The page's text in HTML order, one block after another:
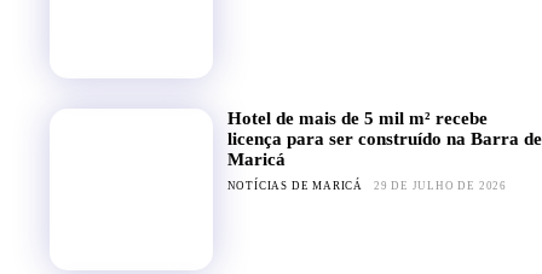
Hotel de mais de 5 mil m² recebe
licença para ser construído na Barra de
Maricá
NOTÍCIAS DE MARICÁ 29 DE JULHO DE 2026